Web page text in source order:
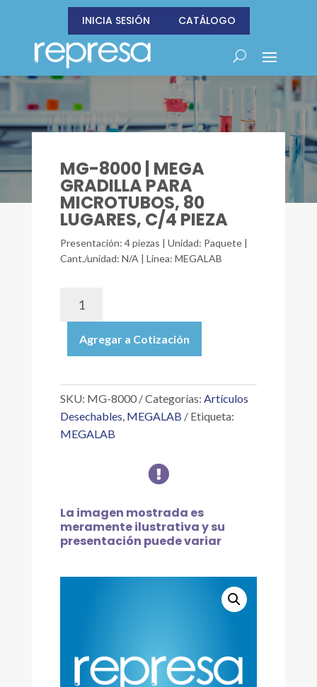
INICIA SESIÓN CATÁLOGO
MG-8000 | MEGA
GRADILLA PARA
MICROTUBOS, 80
LUGARES, C/4 PIEZA
Presentación: 4 piezas | Unidad: Paquete |
Cant./unidad: N/A | Línea: MEGALAB
8000
MEGA
GRADILLA
MICROTUBOS,
LUGARES,
C/4
Agregar a Cotización
SKU: MG-8000 Categorías: Artículos
Desechables, MEGALAB
Etiqueta:
MEGALAB

La imagen mostrada es
meramente ilustrativa y su
presentación puede variar